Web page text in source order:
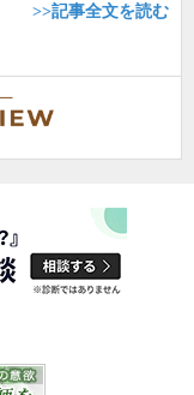
>>記事全文を読む